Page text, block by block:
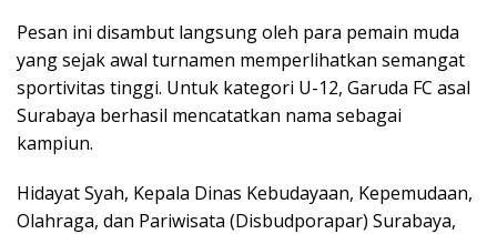
Pesan ini disambut langsung oleh para pemain muda
yang sejak awal turnamen memperlihatkan semangat
sportivitas tinggi. Untuk kategori U-12, Garuda FC asal
Surabaya berhasil mencatatkan nama sebagai
kampiun.
Hidayat Syah, Kepala Dinas Kebudayaan, Kepemudaan,
Olahraga, dan Pariwisata (Disbudporapar) Surabaya,